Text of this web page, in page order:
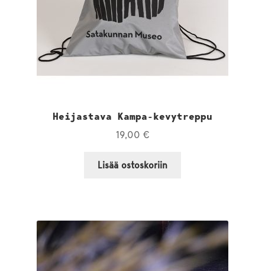
Heijastava Kampa-kevytreppu
19,00 €
Lisää ostoskoriin